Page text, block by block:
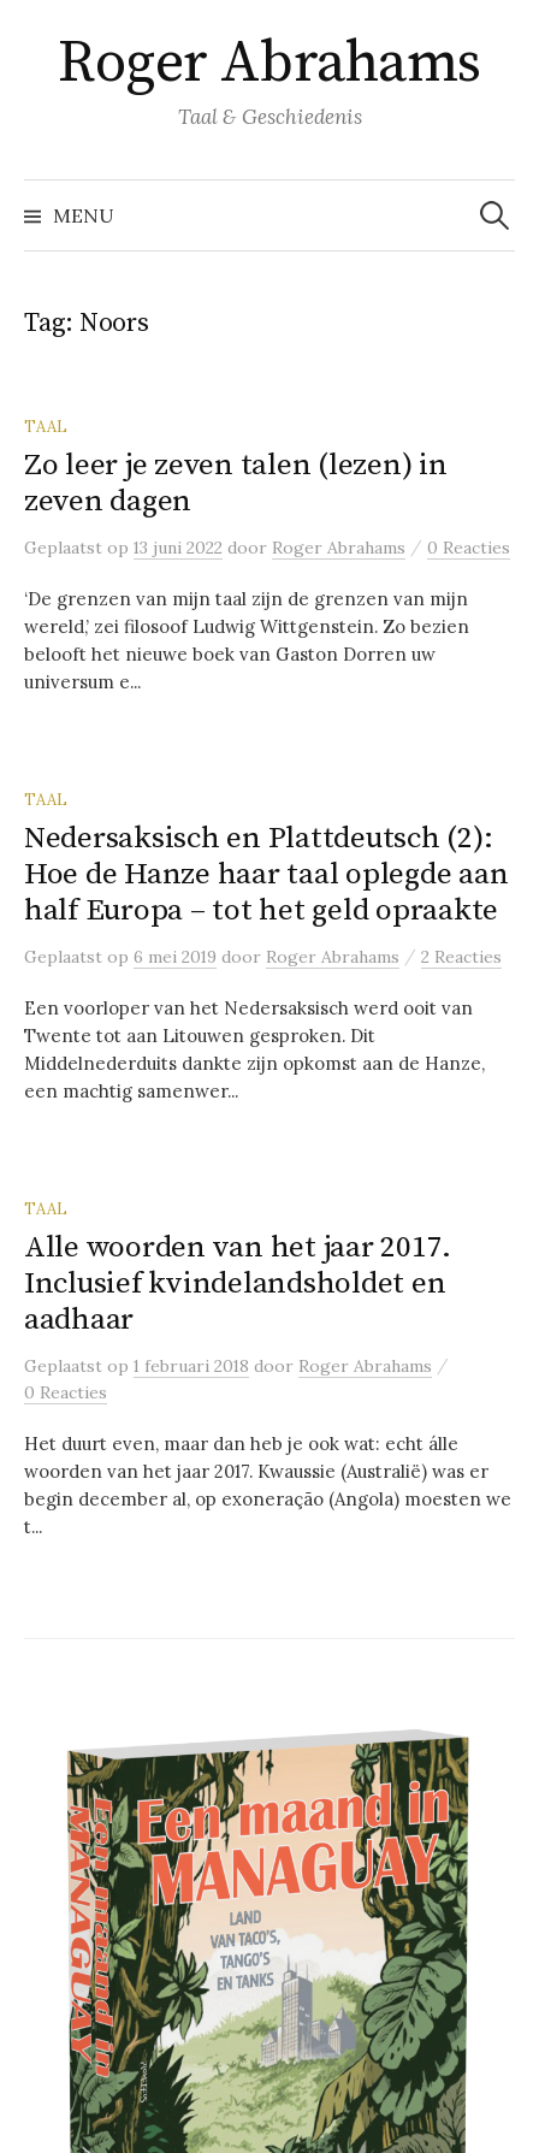
inhoud
springen
Roger Abrahams
Taal & Geschiedenis
MENU
Zoeken
naar:
Tag: Noors
TAAL
Zo leer je zeven talen (lezen) in
zeven dagen
Geplaatst op 13 juni 2022 door Roger Abrahams / 0 Reacties
‘De grenzen van mijn taal zijn de grenzen van mijn
wereld,’ zei filosoof Ludwig Wittgenstein. Zo bezien
belooft het nieuwe boek van Gaston Dorren uw
universum e...
TAAL
Nedersaksisch en Plattdeutsch (2):
Hoe de Hanze haar taal oplegde aan
half Europa – tot het geld opraakte
Geplaatst op 6 mei 2019 door Roger Abrahams / 2 Reacties
Een voorloper van het Nedersaksisch werd ooit van
Twente tot aan Litouwen gesproken. Dit
Middelnederduits dankte zijn opkomst aan de Hanze,
een machtig samenwer...
TAAL
Alle woorden van het jaar 2017.
Inclusief kvindelandsholdet en
aadhaar
Geplaatst op 1 februari 2018 door Roger Abrahams /
0 Reacties
Het duurt even, maar dan heb je ook wat: echt álle
woorden van het jaar 2017. Kwaussie (Australië) was er
begin december al, op exoneração (Angola) moesten we
t...